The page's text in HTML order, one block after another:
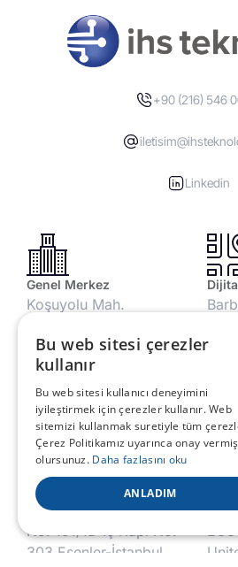
+90 (216) 546
Linkedin
Genel Merkez
Koşuyolu Mah.
Sok. No:10 34718
Kadıköy-İstanbul,
Türkiye
20
YTÜ Yıldız Teknopark
Eski Londra Asfaltı Cd.
Kuluçka Merk. B1 Blok
No: 151/1D İç Kapı No:
303 Esenler-İstanbul,
6th
Bu web sitesi çerezler
kullanır
Bu web sitesi kullanıcı deneyimini
iyileştirmek için çerezler kullanır. Web
sitemizi kullanmak suretiyle tüm
Çerez Politikamız uyarınca onay vermiş
olursunuz. Daha fazlasını oku
ANLADIM